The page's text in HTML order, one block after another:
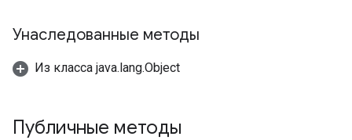
Унаследованные методы
Из класса java.lang.Object
Публичные методы